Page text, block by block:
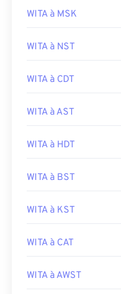
WITA à MSK
WITA à NST
WITA à CDT
WITA à AST
WITA à HDT
WITA à BST
WITA à KST
WITA à CAT
WITA à AWST